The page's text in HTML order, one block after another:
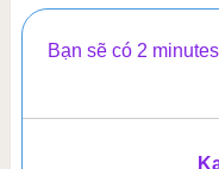
Bạn sẽ có 2